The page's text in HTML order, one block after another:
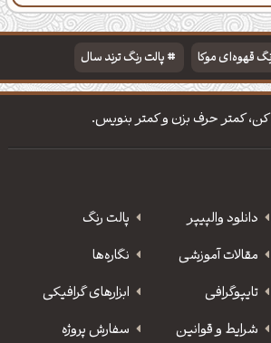
قهوه‌ای موکا
پالت رنگ ترند سال
مذهبی
تایپوگرافی شعر مولانا
کن، کمتر حرف بزن و کمتر بنویس.
دانلود‌ والپیپر
پالت رنگ
مقالات آموزشی
نگاره‌ها
‌تایپوگرافی
ابزارهای گرافیکی
شرایط و قوانین
سفارش پروژه